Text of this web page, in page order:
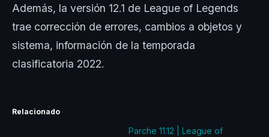
Además, la versión 12.1 de League of Legends
trae corrección de errores, cambios a objetos y
sistema, información de la temporada
clasificatoria 2022.
Relacionado
Parche 11.12 | League of